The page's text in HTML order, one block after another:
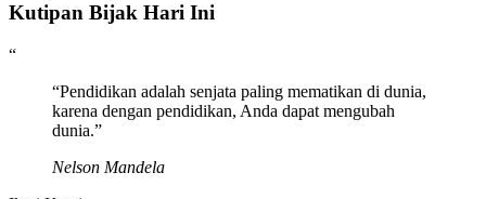
Kutipan Bijak Hari Ini
“
“Pendidikan adalah senjata paling mematikan di dunia,
karena dengan pendidikan, Anda dapat mengubah
dunia.”
Nelson Mandela